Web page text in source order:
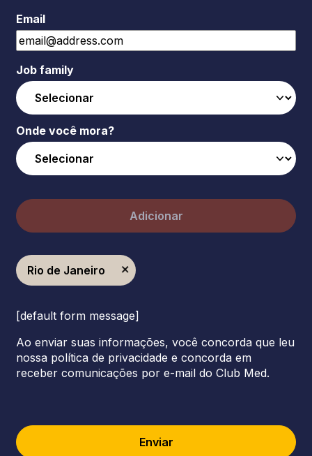
Email
Job family
Onde você mora?
Adicionar
Rio de Janeiro
[default form message]
Ao enviar suas informações, você concorda que leu
nossa política de privacidade e concorda em
receber comunicações por e-mail do Club Med.
Enviar